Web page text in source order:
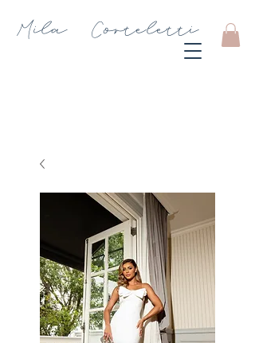
Mila Corteletti